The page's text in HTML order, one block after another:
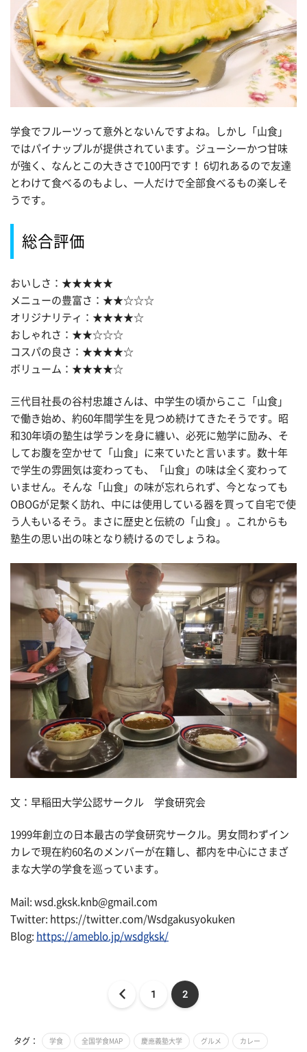
学食でフルーツって意外とないんですよね。しかし「山食」
ではパイナップルが提供されています。ジューシーかつ甘味
が強く、なんとこの大きさで100円です！ 6切れあるので友達
とわけて食べるのもよし、一人だけで全部食べるもの楽しそ
うです。
総合評価
おいしさ：★★★★★
メニューの豊富さ：★★☆☆☆
オリジナリティ：★★★★☆
おしゃれさ：★★☆☆☆
コスパの良さ：★★★★☆
ボリューム：★★★★☆
三代目社長の谷村忠雄さんは、中学生の頃からここ「山食」
で働き始め、約60年間学生を見つめ続けてきたそうです。昭
和30年頃の塾生は学ランを身に纏い、必死に勉学に励み、そ
してお腹を空かせて「山食」に来ていたと言います。数十年
で学生の雰囲気は変わっても、「山食」の味は全く変わって
いません。そんな「山食」の味が忘れられず、今となっても
OBOGが足繫く訪れ、中には使用している器を買って自宅で使
う人もいるそう。まさに歴史と伝統の「山食」。これからも
塾生の思い出の味となり続けるのでしょうね。
文：早稲田大学公認サークル 学食研究会
1999年創立の日本最古の学食研究サークル。男女問わずイン
カレで現在約60名のメンバーが在籍し、都内を中心にさまざ
まな大学の学食を巡っています。
Mail: wsd.gksk.knb@gmail.com
Twitter: https://twitter.com/Wsdgakusyokuken
Blog: https://ameblo.jp/wsdgksk/
1 2
タグ： 学食 全国学食MAP 慶應義塾大学 グルメ カレー